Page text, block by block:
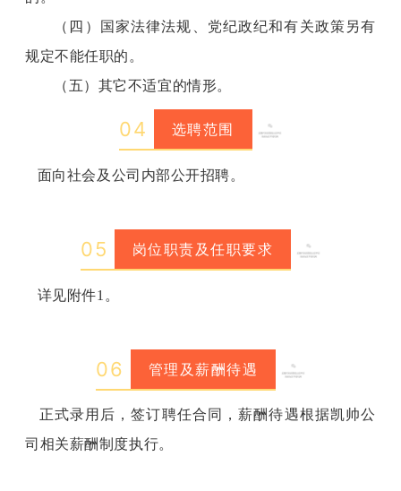
（四）国家法律法规、党纪政纪和有关政策另有
规定不能任职的。
（五）其它不适宜的情形。
04 选聘范围
面向社会及公司内部公开招聘。
05 岗位职责及任职要求
详见附件1。
06 管理及薪酬待遇
正式录用后，签订聘任合同，薪酬待遇根据凯帅公
司相关薪酬制度执行。